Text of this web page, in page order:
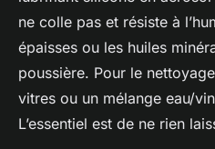
ne colle pas et résiste à
épaisses ou les huiles
poussière. Pour le
vitres ou un mélange eau/
L’essentiel est de ne rien